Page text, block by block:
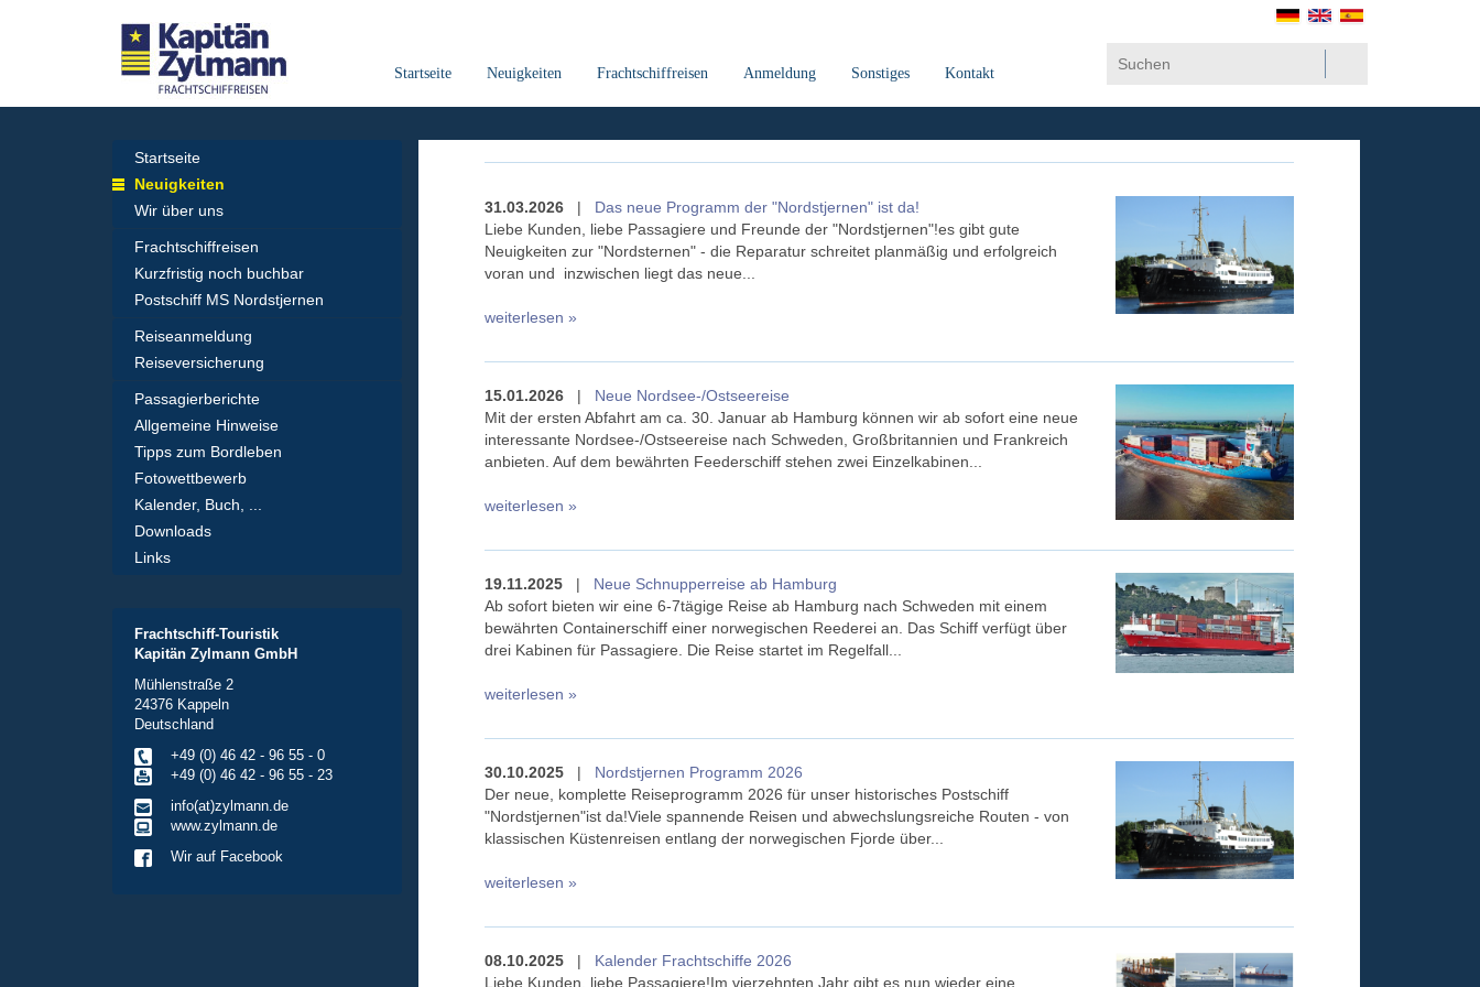
Startseite Neuigkeiten Frachtschiffreisen Anmeldung Sonstiges Kontakt
Startseite
Neuigkeiten
Wir über uns
Frachtschiffreisen
Kurzfristig noch buchbar
Postschiff MS Nordstjernen
Reiseanmeldung
Reiseversicherung
Passagierberichte
Allgemeine Hinweise
Tipps zum Bordleben
Fotowettbewerb
Kalender, Buch, ...
Downloads
Links
Frachtschiff-Touristik
Kapitän Zylmann GmbH
Mühlenstraße 2
24376 Kappeln
Deutschland
+49 (0) 46 42 - 96 55 - 0
+49 (0) 46 42 - 96 55 - 23
info(at)zylmann.de
www.zylmann.de
Wir auf Facebook
31.03.2026| Das neue Programm der "Nordstjernen" ist da!
Liebe Kunden, liebe Passagiere und Freunde der "Nordstjernen"!es gibt gute
Neuigkeiten zur "Nordsternen" - die Reparatur schreitet planmäßig und erfolgreich
voran und inzwischen liegt das neue...
weiterlesen »
15.01.2026| Neue Nordsee-/Ostseereise
Mit der ersten Abfahrt am ca. 30. Januar ab Hamburg können wir ab sofort eine neue
interessante Nordsee-/Ostseereise nach Schweden, Großbritannien und Frankreich
anbieten. Auf dem bewährten Feederschiff stehen zwei Einzelkabinen...
weiterlesen »
19.11.2025| Neue Schnupperreise ab Hamburg
Ab sofort bieten wir eine 6-7tägige Reise ab Hamburg nach Schweden mit einem
bewährten Containerschiff einer norwegischen Reederei an. Das Schiff verfügt über
drei Kabinen für Passagiere. Die Reise startet im Regelfall...
weiterlesen »
30.10.2025| Nordstjernen Programm 2026
Der neue, komplette Reiseprogramm 2026 für unser historisches Postschiff
"Nordstjernen"ist da!Viele spannende Reisen und abwechslungsreiche Routen - von
klassischen Küstenreisen entlang der norwegischen Fjorde über...
weiterlesen »
08.10.2025| Kalender Frachtschiffe 2026
Liebe Kunden, liebe Passagiere!Im vierzehnten Jahr gibt es nun wieder eine